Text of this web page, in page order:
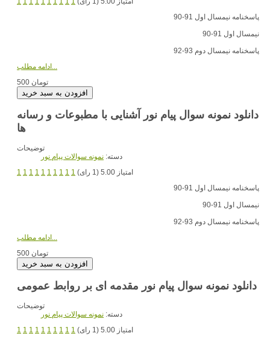
پاسخنامه نیمسال اول 91-90
نیمسال اول 91-90
پاسخنامه نیمسال دوم 93-92
500 تومان
دانلود نمونه سوال پیام نور آشنایی با مطبوعات و رسانه
ها
توضیحات
دسته: نمونه سوالات پیام نور
1 1 1 1 1 1 1 1 1 1
امتیاز 5.00 (1 رای)
پاسخنامه نیمسال اول 91-90
نیمسال اول 91-90
پاسخنامه نیمسال دوم 93-92
500 تومان
دانلود نمونه سوال پیام نور مقدمه ای بر روابط عمومی
توضیحات
دسته: نمونه سوالات پیام نور
1 1 1 1 1 1 1 1 1 1
امتیاز 5.00 (1 رای)